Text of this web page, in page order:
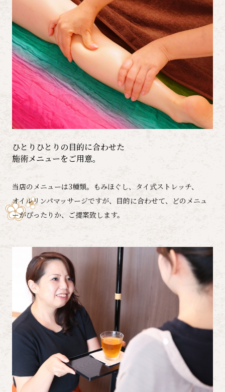
ひとりひとりの目的に合わせた​​​​​​​
​​​​​​​施術メニューをご用意。
当店のメニューは3種類。もみほぐし、タイ式ストレッチ、
オイルリンパマッサージですが、目的に合わせて、どのメニュ
ーがぴったりか、ご提案致します。